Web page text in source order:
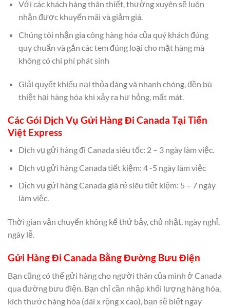
Với các khách hàng thân thiết, thường xuyên sẽ luôn
nhận được khuyến mãi và giảm giá.
Chúng tôi nhận gia công hàng hóa của quý khách đúng
quy chuẩn và gắn các tem đúng loại cho mặt hàng mà
không có chi phí phát sinh
Giải quyết khiếu nại thỏa đáng và nhanh chóng, đền bù
thiệt hại hàng hóa khi xảy ra hư hỏng, mất mát.
Các Gói Dịch Vụ Gửi Hàng Đi Canada Tại Tiến
Việt Express
Dịch vụ gửi hàng đi Canada siêu tốc: 2 – 3 ngày làm việc.
Dịch vụ gửi hàng Canada tiết kiệm: 4 -5 ngày làm việc
Dịch vụ gửi hàng Canada giá rẻ siêu tiết kiệm: 5 – 7 ngày
làm việc.
Thời gian vận chuyển không kể thứ bảy, chủ nhật, ngày nghỉ,
ngày lễ.
Gửi Hàng Đi Canada Bằng Đường Bưu Điện
Bạn cũng có thể gửi hàng cho người thân của mình ở Canada
qua đường bưu điện. Bạn chỉ cần nhập khối lượng hàng hóa,
kích thước hàng hóa (dài x rộng x cao), bạn sẽ biết ngay